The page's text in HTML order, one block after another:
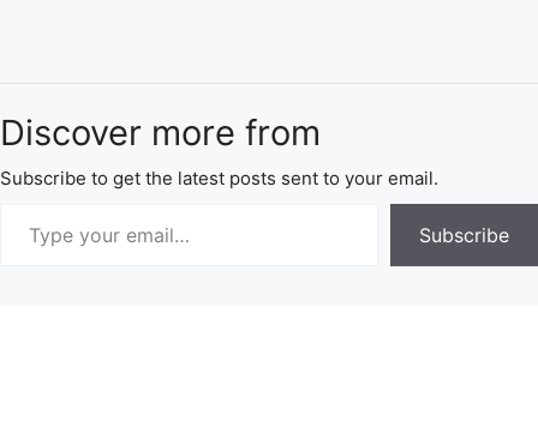
Discover more from
Subscribe to get the latest posts sent to your email.
Subscribe